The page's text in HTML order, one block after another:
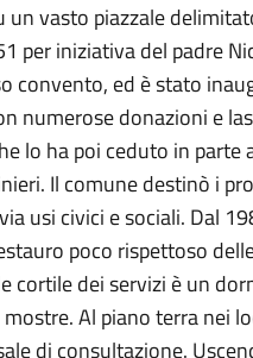
vasto piazzale
per iniziativa del padre
convento, ed è stato
numerose donazioni e
lo ha poi ceduto in parte
Il comune destinò i
usi civici e sociali. Dal
poco rispettoso
cortile dei servizi è un
Al piano terra nei
di consultazione.